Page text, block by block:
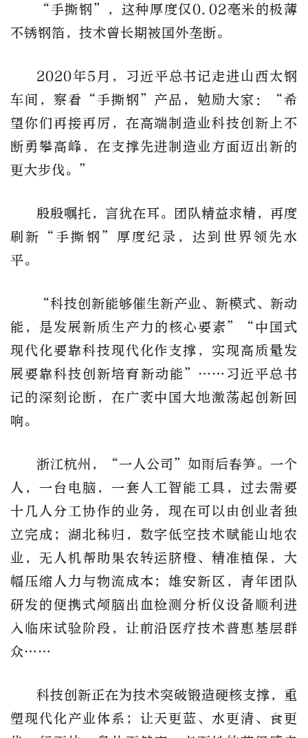
“手撕钢”，这种厚度仅0.02毫米的极薄
不锈钢箔，技术曾长期被国外垄断。
2020年5月，习近平总书记走进山西太钢
车间，察看“手撕钢”产品，勉励大家：“希
望你们再接再厉，在高端制造业科技创新上不
断勇攀高峰，在支撑先进制造业方面迈出新的
更大步伐。”
殷殷嘱托，言犹在耳。团队精益求精，再度
刷新“手撕钢”厚度纪录，达到世界领先水
平。
“科技创新能够催生新产业、新模式、新动
能，是发展新质生产力的核心要素”“中国式
现代化要靠科技现代化作支撑，实现高质量发
展要靠科技创新培育新动能”……习近平总书
记的深刻论断，在广袤中国大地激荡起创新回
响。
浙江杭州，“一人公司”如雨后春笋。一个
人，一台电脑，一套人工智能工具，过去需要
十几人分工协作的业务，现在可以由创业者独
立完成；湖北秭归，数字低空技术赋能山地农
业，无人机帮助果农转运脐橙、精准植保，大
幅压缩人力与物流成本；雄安新区，青年团队
研发的便携式颅脑出血检测分析仪设备顺利进
入临床试验阶段，让前沿医疗技术普惠基层群
众……
科技创新正在为技术突破锻造硬核支撑，重
塑现代化产业体系；让天更蓝、水更清、食更